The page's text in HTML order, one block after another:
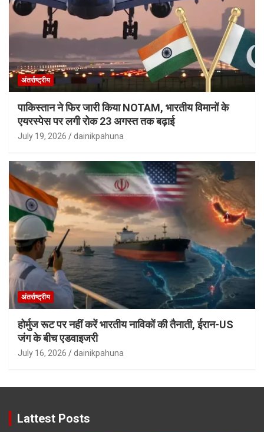
अंतर्राष्ट्रीय
पाकिस्तान ने फिर जारी किया NOTAM, भारतीय विमानों के
एयरस्पेस पर लगी रोक 23 अगस्त तक बढ़ाई
July 19, 2026 dainikpahuna
अंतर्राष्ट्रीय
होर्मुज रूट पर नहीं करें भारतीय नाविकों की तैनाती, ईरान-US
जंग के बीच एडवाइजरी
July 16, 2026 dainikpahuna
Lattest Posts